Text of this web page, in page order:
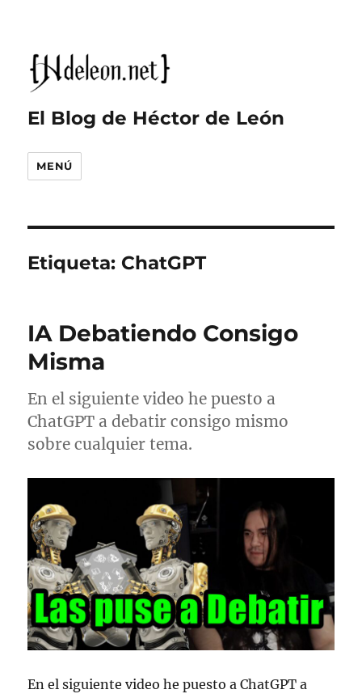
El Blog de Héctor de León
MENÚ
Etiqueta: ChatGPT
IA Debatiendo Consigo
Misma
En el siguiente video he puesto a
ChatGPT a debatir consigo mismo
sobre cualquier tema.
En el siguiente video he puesto a ChatGPT a